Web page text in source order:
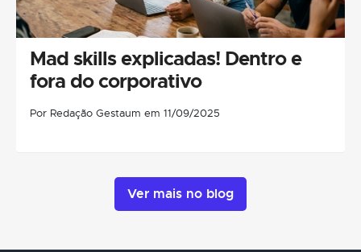
Mad skills explicadas! Dentro e
fora do corporativo
Por Redação Gestaum em 11/09/2025
Ver mais no blog